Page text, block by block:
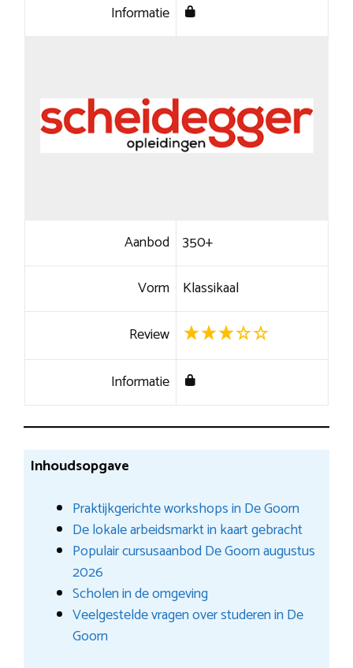
Informatie
Aanbod 350+
Vorm Klassikaal
Review
Informatie
Inhoudsopgave
Praktijkgerichte workshops in De Goorn
De lokale arbeidsmarkt in kaart gebracht
Populair cursusaanbod De Goorn augustus
2026
Scholen in de omgeving
Veelgestelde vragen over studeren in De
Goorn